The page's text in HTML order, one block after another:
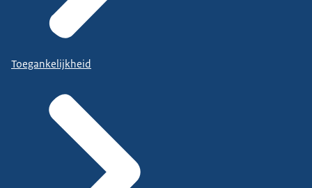
Toegankelijkheid